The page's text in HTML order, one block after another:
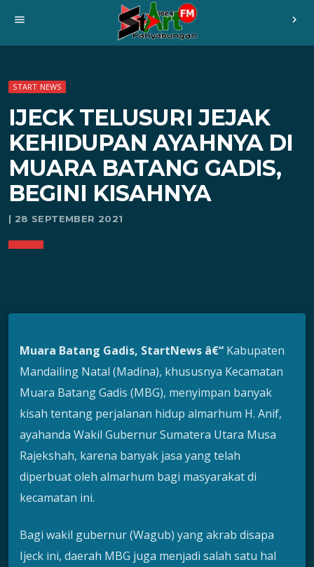
menu chevron_right
START NEWS
IJECK TELUSURI JEJAK
KEHIDUPAN AYAHNYA DI
MUARA BATANG GADIS,
BEGINI KISAHNYA
| 28 SEPTEMBER 2021
Muara Batang Gadis, StartNews â€“ Kabupaten
Mandailing Natal (Madina), khususnya Kecamatan
Muara Batang Gadis (MBG), menyimpan banyak
kisah tentang perjalanan hidup almarhum H. Anif,
ayahanda Wakil Gubernur Sumatera Utara Musa
Rajekshah, karena banyak jasa yang telah
diperbuat oleh almarhum bagi masyarakat di
kecamatan ini.
Bagi wakil gubernur (Wagub) yang akrab disapa
Ijeck ini, daerah MBG juga menjadi salah satu hal